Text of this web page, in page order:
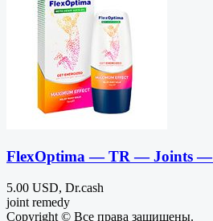
FlexOptima — TR — Joints
5.00 USD, Dr.cash
joint remedy
Copyright © Все права защищены.